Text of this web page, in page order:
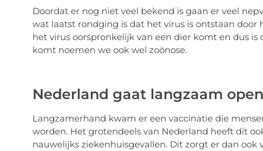
Doordat er nog niet veel bekend is gaan er veel
wat laatst rondging is dat het virus is ontstaan
het virus oorspronkelijk van een dier komt en dus
komt noemen we ook wel zoönose.
Nederland gaat langzaam open
Langzamerhand kwam er een vaccinatie die
worden. Het grotendeels van Nederland heeft dit
nauwelijks ziekenhuisgevallen. Dit zorgt er dan